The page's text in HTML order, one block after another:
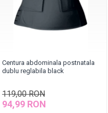
Centura abdominala postnatala
dublu reglabila black
119,00 RON
94,99 RON